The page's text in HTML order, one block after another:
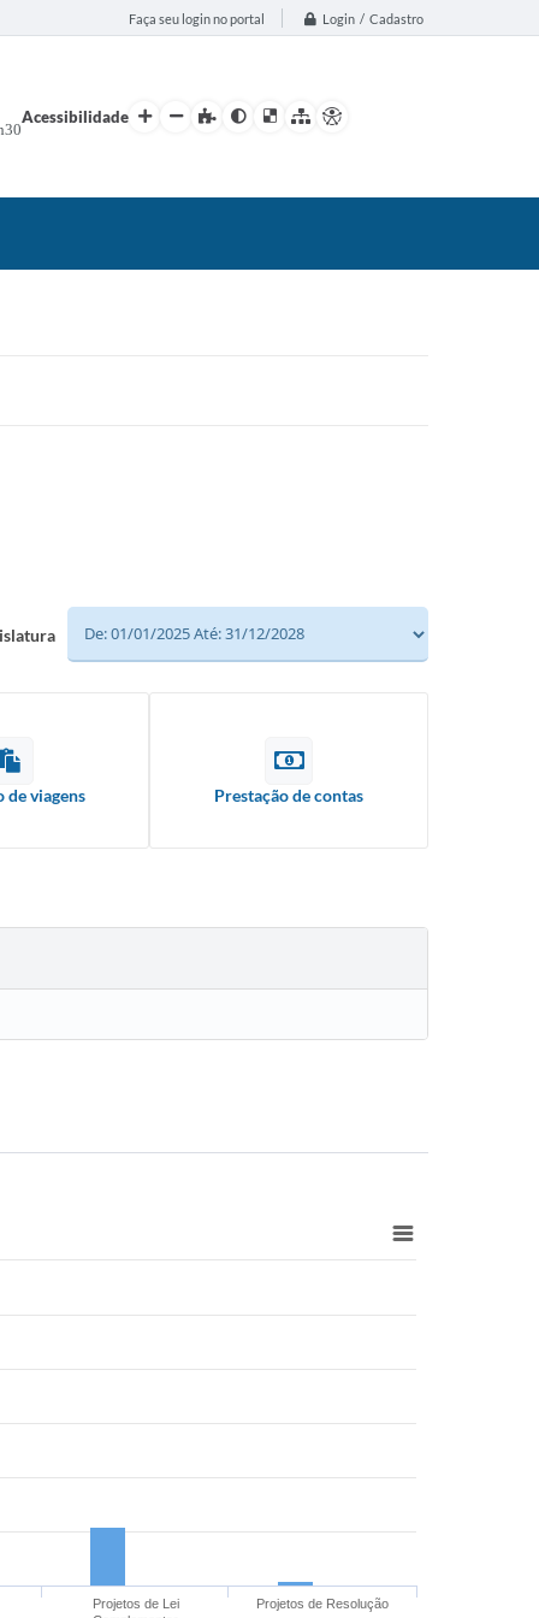
Faça seu login no portal Login / Cadastro
Acessibilidade
de viagens Prestação de contas
Projetos de Lei
Projetos de Resolução